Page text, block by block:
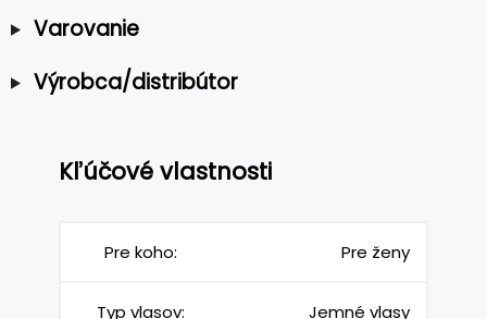
Varovanie
Výrobca/distribútor
Kľúčové vlastnosti
Pre koho: Pre ženy
Typ vlasov: Jemné vlasy